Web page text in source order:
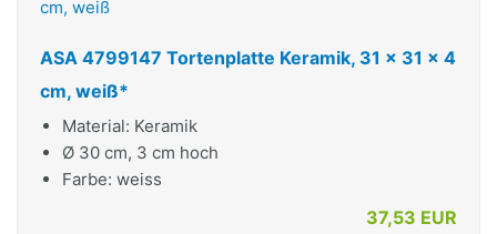
ASA 4799147 Tortenplatte Keramik, 31 x 31 x 4
cm, weiß*
Material: Keramik
Ø 30 cm, 3 cm hoch
Farbe: weiss
37,53 EUR